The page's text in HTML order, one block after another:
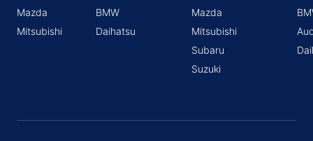
Mazda
Mitsubishi
BMW
Daihatsu
Mazda
Mitsubishi
Subaru
Suzuki